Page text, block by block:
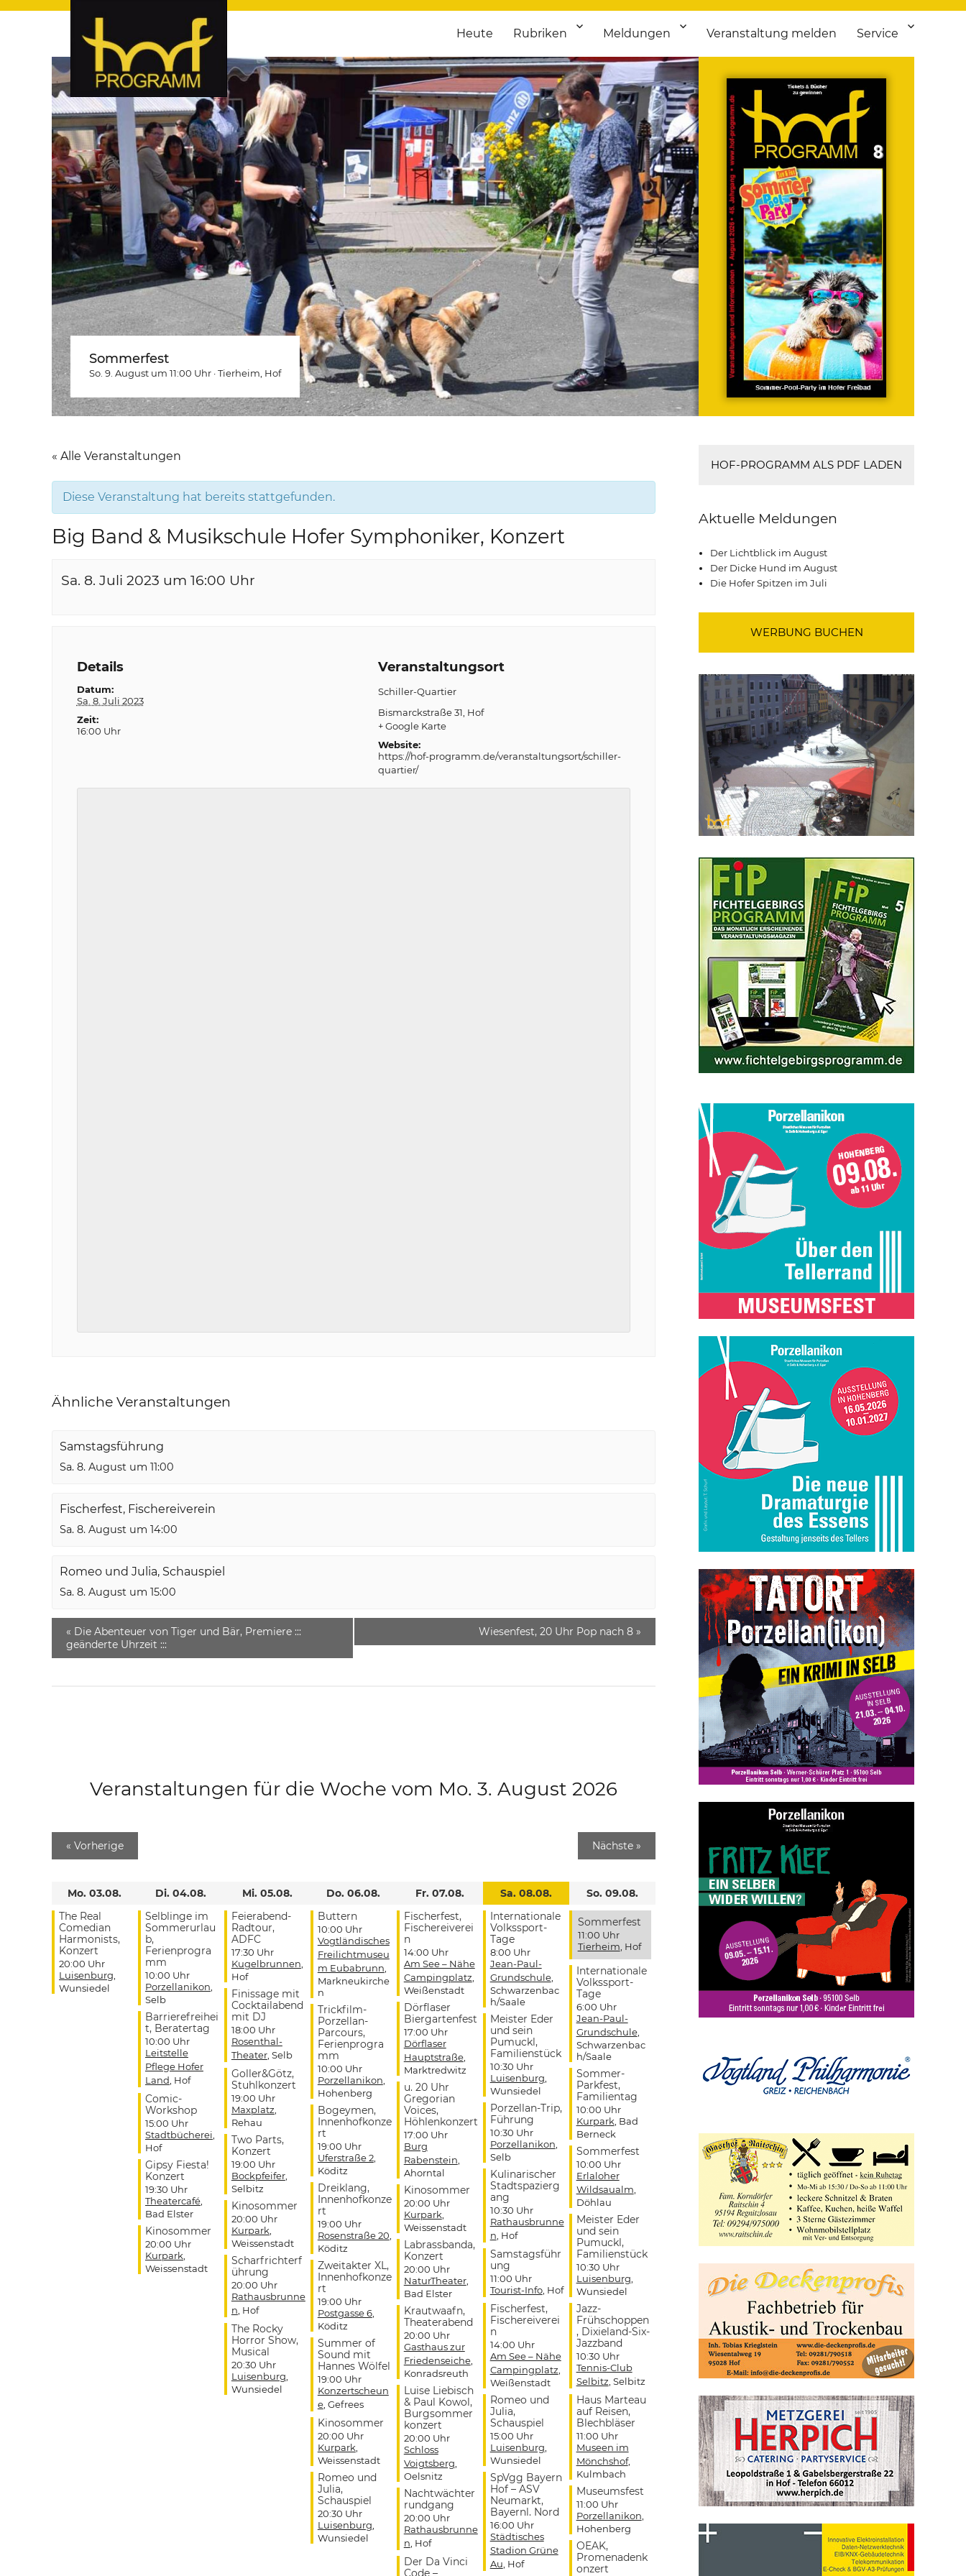
hof-programm – das Veranstaltungsportal für Hochfranken
hof-programm – das Veranstaltungsportal für Hof und Hochfranken. Täglich aktuelle Termine von Kultur bis Sport, von Theater bis Flohmarkt.
Heute Rubriken Meldungen Veranstaltung melden Service
Sommerfest
So. 9. August um 11:00 Uhr ·Tierheim , Hof
« Alle Veranstaltungen
Diese Veranstaltung hat bereits stattgefunden.
Big Band & Musikschule Hofer Symphoniker, Konzert
Sa. 8. Juli 2023 um 16:00 Uhr
Details
Datum:
Sa. 8. Juli 2023
Zeit:
16:00 Uhr
Veranstaltungsort
Schiller-Quartier
Bismarckstraße 31 Hof
+ Google Karte
Website:
https://hof-programm.de/veranstaltungsort/schiller-
quartier/
Ähnliche Veranstaltungen
Samstagsführung
Sa. 8. August um 11:00
Fischerfest, Fischereiverein
Sa. 8. August um 14:00
Romeo und Julia, Schauspiel
Sa. 8. August um 15:00
« Die Abenteuer von Tiger und Bär, Premiere :::
geänderte Uhrzeit :::
Wiesenfest, 20 Uhr Pop nach 8 »
Veranstaltungen für die Woche vom Mo. 3. August 2026
« Vorherige Nächste »
Mo. 03.08.
The Real
Comedian
Harmonists,
Konzert
20:00 Uhr
Luisenburg
Wunsiedel
Di. 04.08.
Selblinge im
Sommerurlau
b,
Ferienprogra
mm
10:00 Uhr
Porzellanikon
Selb
Barrierefreihei
t, Beratertag
10:00 Uhr
Leitstelle
Pflege Hofer
Land , Hof
Comic-
Workshop
15:00 Uhr
Stadtbücherei
Hof
Gipsy Fiesta!
Konzert
19:30 Uhr
Theatercafé,
Bad Elster
Kinosommer
20:00 Uhr
Kurpark
Weissenstadt
Mi. 05.08.
Feierabend-
Radtour,
ADFC
17:30 Uhr
Kugelbrunnen
Hof
Finissage mit
Cocktailabend
mit DJ
18:00 Uhr
Rosenthal-
Theater, Selb
Goller&Götz,
Stuhlkonzert
19:00 Uhr
Maxplatz
Rehau
Two Parts,
Konzert
19:00 Uhr
Bockpfeifer,
Selbitz
Kinosommer
20:00 Uhr
Kurpark
Weissenstadt
Scharfrichterf
ührung
20:00 Uhr
Rathausbrunne
n , Hof
The Rocky
Horror Show,
Musical
20:30 Uhr
Luisenburg
Wunsiedel
Do. 06.08.
Buttern
10:00 Uhr
Vogtländisches
Freilichtmuseu
m Eubabrunn
Markneukirche
n
Trickfilm-
Porzellan-
Parcours,
Ferienprogra
mm
10:00 Uhr
Porzellanikon
Hohenberg
Bogeymen,
Innenhofkonze
rt
19:00 Uhr
Uferstraße 2,
Köditz
Dreiklang,
Innenhofkonze
rt
19:00 Uhr
Rosenstraße 20
Köditz
Zweitakter XL,
Innenhofkonze
rt
19:00 Uhr
Postgasse 6,
Köditz
Summer of
Sound mit
Hannes Wölfel
19:00 Uhr
Konzertscheun
e, Gefrees
Kinosommer
20:00 Uhr
Kurpark
Weissenstadt
Romeo und
Julia,
Schauspiel
20:30 Uhr
Luisenburg
Wunsiedel
Fr. 07.08.
Fischerfest,
Fischereiverei
n
14:00 Uhr
Am See – Nähe
Campingplatz
Weißenstadt
Dörflaser
Biergartenfest
17:00 Uhr
Dörflaser
Hauptstraße,
Marktredwitz
u. 20 Uhr
Gregorian
Voices,
Höhlenkonzert
17:00 Uhr
Burg
Rabenstein
Ahorntal
Kinosommer
20:00 Uhr
Kurpark
Weissenstadt
Labrassbanda,
Konzert
20:00 Uhr
NaturTheater,
Bad Elster
Krautwaafn,
Theaterabend
20:00 Uhr
Gasthaus zur
Friedenseiche,
Konradsreuth
Luise Liebisch
& Paul Kowol,
Burgsommer
konzert
20:00 Uhr
Schloss
Voigtsberg
Oelsnitz
Nachtwächter
rundgang
20:00 Uhr
Rathausbrunne
n , Hof
Der Da Vinci
Code –
Sa. 08.08.
Internationale
Volkssport-
Tage
8:00 Uhr
Jean-Paul-
Grundschule,
Schwarzenbac
h/Saale
Meister Eder
und sein
Pumuckl,
Familienstück
10:30 Uhr
Luisenburg
Wunsiedel
Porzellan-Trip,
Führung
10:30 Uhr
Porzellanikon
Selb
Kulinarischer
Stadtspazierg
ang
10:30 Uhr
Rathausbrunne
n , Hof
Samstagsführ
ung
11:00 Uhr
Tourist-Info, Hof
Fischerfest,
Fischereiverei
n
14:00 Uhr
Am See – Nähe
Campingplatz
Weißenstadt
Romeo und
Julia,
Schauspiel
15:00 Uhr
Luisenburg
Wunsiedel
SpVgg Bayern
Hof – ASV
Neumarkt,
Bayernl. Nord
16:00 Uhr
Städtisches
Stadion Grüne
Au , Hof
So. 09.08.
Sommerfest
11:00 Uhr
Tierheim , Hof
Internationale
Volkssport-
Tage
6:00 Uhr
Jean-Paul-
Grundschule,
Schwarzenbac
h/Saale
Sommer-
Parkfest,
Familientag
10:00 Uhr
Kurpark , Bad
Berneck
Sommerfest
10:00 Uhr
Erlaloher
Wildsaualm
Döhlau
Meister Eder
und sein
Pumuckl,
Familienstück
10:30 Uhr
Luisenburg
Wunsiedel
Jazz-
Frühschoppen
, Dixieland-Six-
Jazzband
10:30 Uhr
Tennis-Club
Selbitz , Selbitz
Haus Marteau
auf Reisen,
Blechbläser
11:00 Uhr
Museen im
Mönchshof,
Kulmbach
Museumsfest
11:00 Uhr
Porzellanikon
Hohenberg
OEAK,
Promenadenk
onzert
HOF-PROGRAMM ALS PDF LADEN
Aktuelle Meldungen
Der Lichtblick im August
Der Dicke Hund im August
Die Hofer Spitzen im Juli
WERBUNG BUCHEN